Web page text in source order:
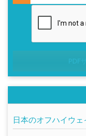
日本のオフハイウ